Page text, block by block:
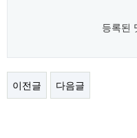
등록된
이전글 다음글